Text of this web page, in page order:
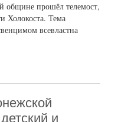
общине прошёл телемост,
Холокоста. Тема
всевластна
и